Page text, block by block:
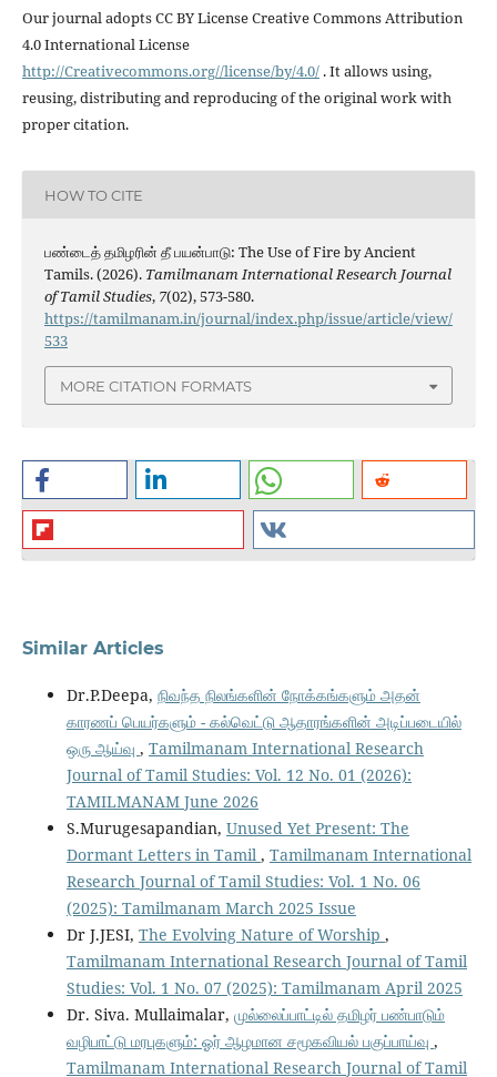
Our journal adopts CC BY License Creative Commons Attribution
4.0 International License
http://Creativecommons.org//license/by/4.0/. It allows using,
reusing, distributing and reproducing of the original work with
proper citation.
HOW TO CITE
பண்டைத் தமிழரின் தீ பயன்பாடு: The Use of Fire by Ancient
Tamils. (2026). Tamilmanam International Research Journal
of Tamil Studies, 7(02), 573-580.
https://tamilmanam.in/journal/index.php/issue/article/view/
533
MORE CITATION FORMATS
Similar Articles
Dr.P.Deepa, நிவந்த நிலங்களின் நோக்கங்களும் அதன்
காரணப் பெயர்களும் - கல்வெட்டு ஆதாரங்களின் அடிப்படையில்
ஒரு ஆய்வு , Tamilmanam International Research
Journal of Tamil Studies: Vol. 12 No. 01 (2026):
TAMILMANAM June 2026
S.Murugesapandian, Unused Yet Present: The
Dormant Letters in Tamil , Tamilmanam International
Research Journal of Tamil Studies: Vol. 1 No. 06
(2025): Tamilmanam March 2025 Issue
Dr J.JESI, The Evolving Nature of Worship ,
Tamilmanam International Research Journal of Tamil
Studies: Vol. 1 No. 07 (2025): Tamilmanam April 2025
Dr. Siva. Mullaimalar, முல்லைப்பாட்டில் தமிழர் பண்பாடும்
வழிபாட்டு மரபுகளும்: ஓர் ஆழமான சமூகவியல் பகுப்பாய்வு ,
Tamilmanam International Research Journal of Tamil